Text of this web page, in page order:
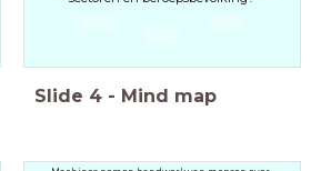
Slide 4 - Mind map